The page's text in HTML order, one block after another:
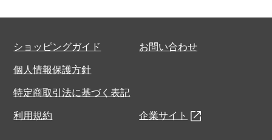
ショッピングガイド お問い合わせ
個人情報保護方針
特定商取引法に基づく表記
利用規約 企業サイト